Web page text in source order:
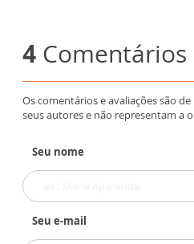
4 Comentários
Os comentários e avaliações são
seus autores e não representam a
Seu nome
Seu e-mail